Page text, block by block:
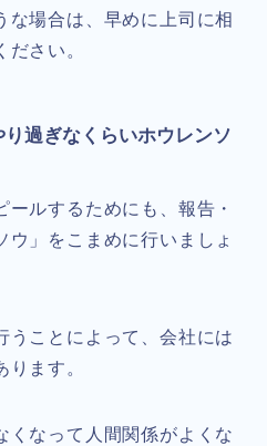
な場合は、早めに上司に相
さい。
過ぎなくらいホウレンソ
ルするためにも、報告・
」をこまめに行いましょ
うことによって、会社には
ます。
くなって人間関係がよくな